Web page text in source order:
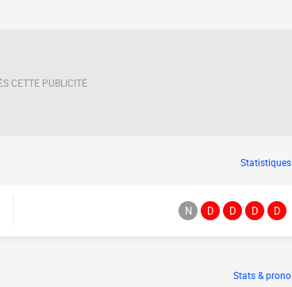
CETTE PUBLICITÉ
Statistiques
N D D D D
Stats & prono